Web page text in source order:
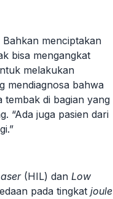
menciptakan
bisa mengangkat
melakukan
mendiagnosa bahwa
tembak di bagian yang
“Ada juga pasien dari
(HIL) dan Low
pada tingkat joule